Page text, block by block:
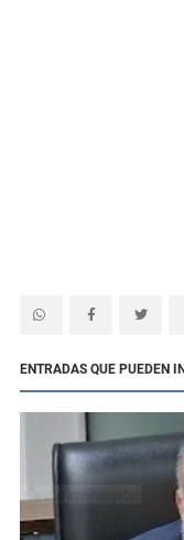
ENTRADAS QUE PUEDEN